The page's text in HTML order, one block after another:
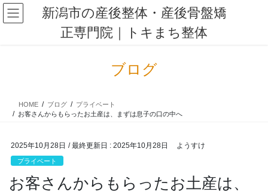
コ
ン
ナ
ビ
新潟市の産後整体・産後骨盤矯
正専門院｜トキまち整体
ブログ
HOME ブログ
プライベート
お客さんからもらったお土産は、まずは息子の口の中へ
2025年10月28日 / 最終更新日 : 2025年10月28日 ようすけ
プライベート
お客さんからもらったお土産は、